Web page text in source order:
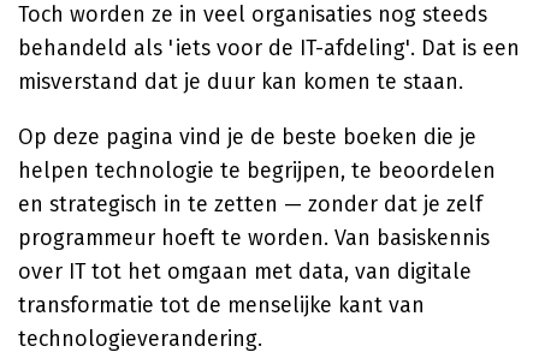
Toch worden ze in veel organisaties nog steeds
behandeld als 'iets voor de IT-afdeling'. Dat is een
misverstand dat je duur kan komen te staan.
Op deze pagina vind je de beste boeken die je
helpen technologie te begrijpen, te beoordelen
en strategisch in te zetten — zonder dat je zelf
programmeur hoeft te worden. Van basiskennis
over IT tot het omgaan met data, van digitale
transformatie tot de menselijke kant van
technologieverandering.